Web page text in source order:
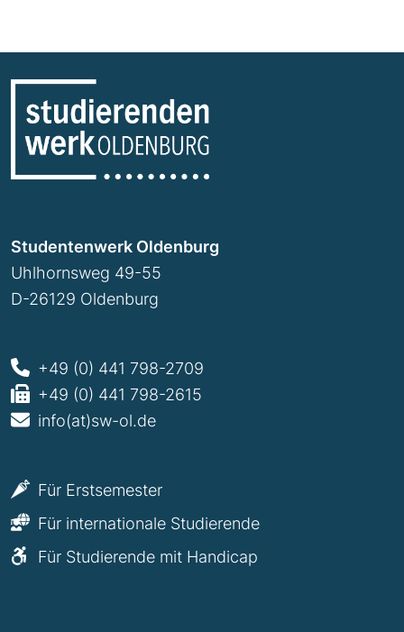
Studentenwerk Oldenburg
Uhlhornsweg 49-55
D-26129 Oldenburg
+49 (0) 441 798-2709
+49 (0) 441 798-2615
info(at)sw-ol.de
Für Erstsemester
Für internationale Studierende
Für Studierende mit Handicap